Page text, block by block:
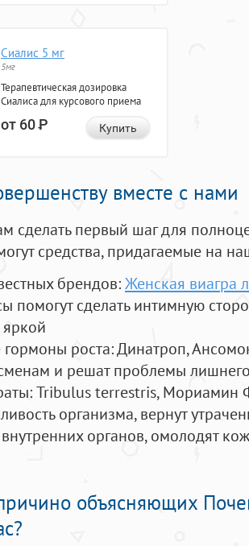
Сиалис 5 мг
5мг
Терапевтическая дозировка
Сиалиса для курсового приема
от 60Р Купить
вместе с нами
сделать первый шаг для
средства, придагаемые на
брендов:Женская виагра
помогут сделать интимную
гормоны роста: Динатроп,
и решат проблемы
Tribulus terrestris, Мориамин
организма, вернут
органов, омолодят
объясняющих